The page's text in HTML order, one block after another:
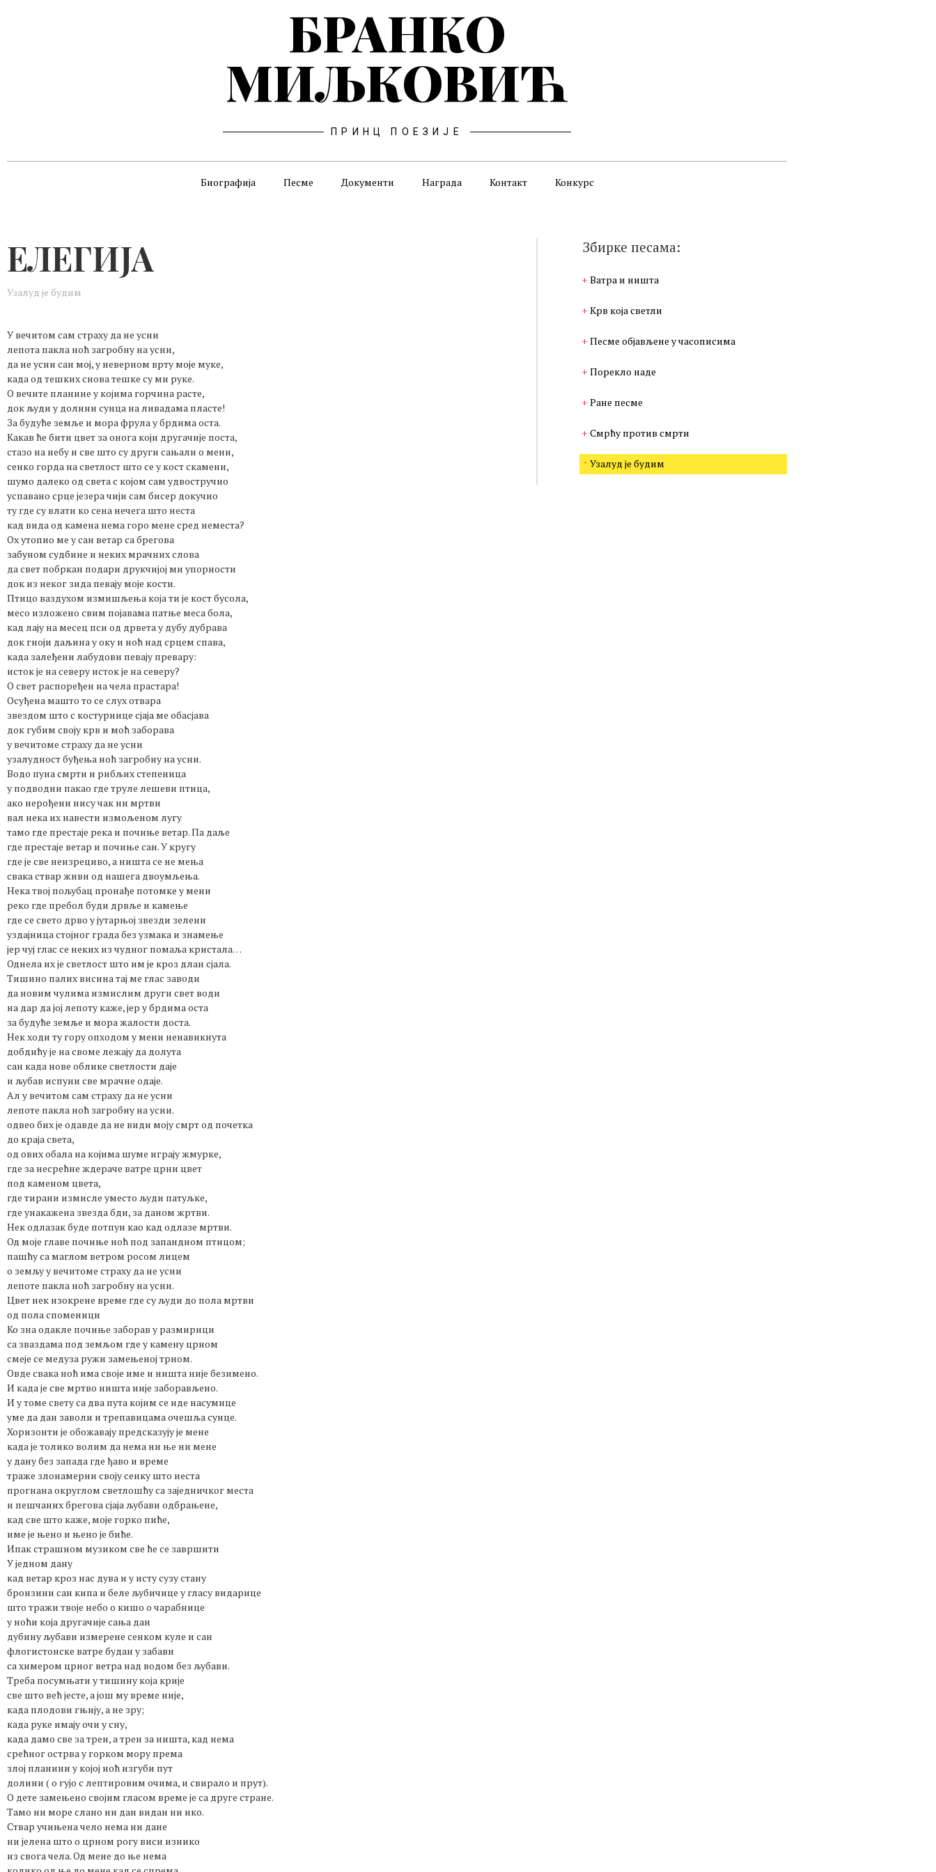
БРАНКО
МИЉКОВИЋ
ПРИНЦ ПОЕЗИЈЕ
Биографија Песме Документи Награда Контакт Конкурс
ЕЛЕГИЈА
Узалуд је будим
У вечитом сам страху да не усни
лепота пакла ноћ загробну на усни,
да не усни сан мој, у неверном врту моје муке,
када од тешких снова тешке су ми руке.
О вечите планине у којима горчина расте,
док људи у долини сунца на ливадама пласте!
За будуће земље и мора фрула у брдима оста.
Какав ће бити цвет за онога који другачије поста,
стазо на небу и све што су други сањали о мени,
сенко горда на светлост што се у кост скамени,
шумо далеко од света с којом сам удвостручио
успавано срце језера чији сам бисер докучио
ту где су влати ко сена нечега што неста
кад вида од камена нема горо мене сред неместа?
Ох утопио ме у сан ветар са брегова
забуном судбине и неких мрачних слова
да свет побркан подари друкчијој ми упорности
док из неког зида певају моје кости.
Птицо ваздухом измишљења која ти је кост бусола,
месо изложено свим појавама патње меса бола,
кад лају на месец пси од дрвета у дубу дубрава
док гноји даљина у оку и ноћ над срцем спава,
када залеђени лабудови певају превару:
исток је на северу исток је на северу?
О свет распоређен на чела прастара!
Осуђена машто то се слух отвара
звездом што с костурнице сјаја ме обасјава
док губим своју крв и моћ заборава
у вечитоме страху да не усни
узалудност буђења ноћ загробну на усни.
Водо пуна смрти и рибљих степеница
у подводни пакао где труле лешеви птица,
ако нерођени нису чак ни мртви
вал нека их навести измољеном лугу
тамо где престаје река и почиње ветар. Па даље
где престаје ветар и почиње сан. У кругу
где је све неизрециво, а ништа се не мења
свака ствар живи од нашега двоумљења.
Нека твој пољубац пронађе потомке у мени
реко где пребол буди дрвље и камење
где се свето дрво у јутарњој звезди зелени
уздајница стојног града без узмака и знамење
јер чуј глас се неких из чудног помаља кристала…
Однела их је светлост што им је кроз длан сјала.
Тишино палих висина тај ме глас заводи
да новим чулима измислим други свет води
на дар да јој лепоту каже, јер у брдима оста
за будуће земље и мора жалости доста.
Нек ходи ту гору опходом у мени ненавикнута
добдићу је на своме лежају да долута
сан када нове облике светлости даје
и љубав испуни све мрачне одаје.
Ал у вечитом сам страху да не усни
лепоте пакла ноћ загробну на усни.
одвео бих је одавде да не види моју смрт од почетка
до краја света,
од ових обала на којима шуме играју жмурке,
где за несрећне ждераче ватре црни цвет
под каменом цвета,
где тирани измисле уместо људи патуљке,
где унакажена звезда бди, за даном жртви.
Нек одлазак буде потпун као кад одлазе мртви.
Од моје главе почиње ноћ под запандном птицом;
пашћу са маглом ветром росом лицем
о земљу у вечитоме страху да не усни
лепоте пакла ноћ загробну на усни.
Цвет нек изокрене време где су људи до пола мртви
од пола споменици
Ко зна одакле почиње заборав у размирици
са зваздама под земљом где у камену црном
смеје се медуза ружи замењеној трном.
Овде свака ноћ има своје име и ништа није безимено.
И када је све мртво ништа није заборављено.
И у томе свету са два пута којим се иде насумице
уме да дан заволи и трепавицама очешља сунце.
Хоризонти је обожавају предсказују је мене
када је толико волим да нема ни ње ни мене
у дану без запада где ђаво и време
траже злонамерни своју сенку што неста
прогнана округлом светлошћу са заједничког места
и пешчаних брегова сјаја љубави одбрањене,
кад све што каже, моје горко пиће,
име је њено и њено је биће.
Ипак страшном музиком све ће се завршити
У једном дану
кад ветар кроз нас дува и у исту сузу стану
бронзини сан кипа и беле љубичице у гласу видарице
што тражи твоје небо о кишо о чарабнице
у ноћи која другачије сања дан
дубину љубави измерене сенком куле и сан
флогистонске ватре будан у забави
са химером црног ветра над водом без љубави.
Треба посумњати у тишину која крије
све што већ јесте, а још му време није,
када плодови гњију, а не зру;
када руке имају очи у сну,
када дамо све за трен, а трен за ништа, кад нема
срећног острва у горком мору према
злој планини у којој ноћ изгуби пут
долини ( о гујо с лептировим очима, и свирало и прут).
О дете замењено својим гласом време је са друге стране.
Тамо ни море слано ни дан видан ни ико.
Ствар учињена чело нема ни дане
ни јелена што о црном рогу виси изнико
из свога чела. Од мене до ње нема
Збирке песама:
Ватра и ништа
Крв која светли
Песме објављене у часописима
Порекло наде
Ране песме
Смрћу против смрти
Узалуд је будим